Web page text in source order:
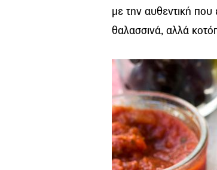
με την αυθεντική που
θαλασσινά, αλλά